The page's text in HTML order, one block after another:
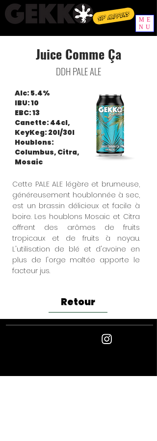
ME
NU
Sip happens
Juice Comme Ça
DDH PALE ALE
Alc: 5.4%
IBU: 10
EBC: 13
Canette: 44cl,
KeyKeg: 20l/30l
Houblons:
Columbus, Citra,
Mosaic
Cette PALE ALE légère et brumeuse,
généreusement houblonnée à sec,
est un brassin délicieux et facile à
boire. Les houblons Mosaic et Citra
offrent des arômes de fruits
tropicaux et de fruits à noyau.
L'utilisation de blé et d'avoine en
plus de l'orge maltée apporte le
facteur jus.
Retour